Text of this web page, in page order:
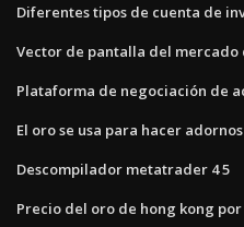
Diferentes tipos de cuenta de
Vector de pantalla del mercado
Plataforma de negociación de
El oro se usa para hacer adornos
Descompilador metatrader 4 5
Precio del oro de hong kong